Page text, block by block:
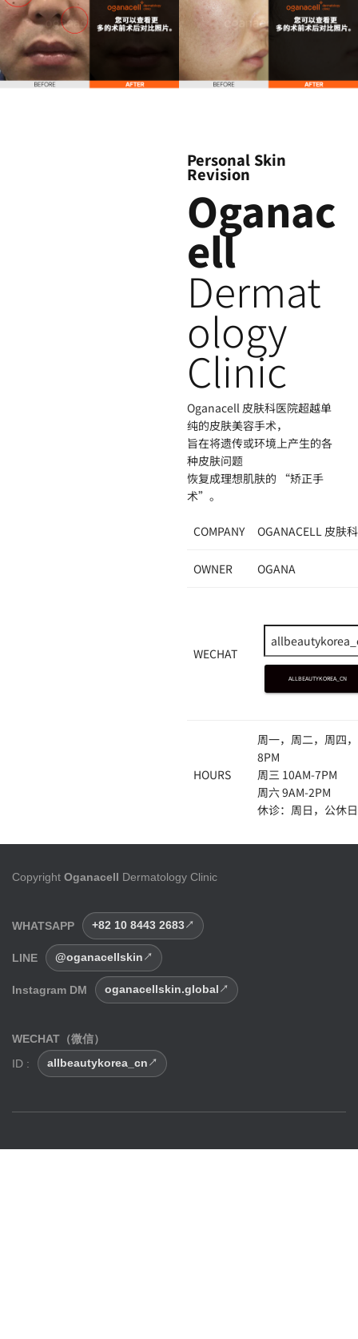
Personal Skin
Revision
Oganac
ell
Dermat
ology
Clinic
Oganacell 皮肤科医院超越单
纯的皮肤美容手术，
旨在将遗传或环境上产生的各
种皮肤问题
恢复成理想肌肤的 “矫正手
术”。
COMPANY OGANACELL 皮肤
OWNER OGANA
WECHAT
HOURS
周一，周二，周四
8PM
周三 10AM-7PM
周六 9AM-2PM
休诊：周日，公休日
Copyright Oganacell Dermatology Clinic
WHATSAPP +82 10 8443 2683
LINE @oganacellskin
Instagram DM oganacellskin.global
WECHAT（微信）
ID :
allbeautykorea_cn